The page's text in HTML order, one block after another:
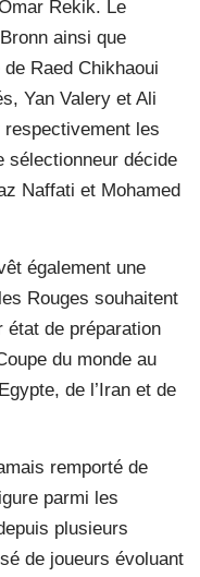
Rekik. Le
ainsi que
Raed Chikhaoui
Yan Valery et Ali
les
sélectionneur décide
Naffati et Mohamed
également une
Rouges souhaitent
de préparation
du monde au
de l’Iran et de
remporté de
parmi les
plusieurs
de joueurs évoluant